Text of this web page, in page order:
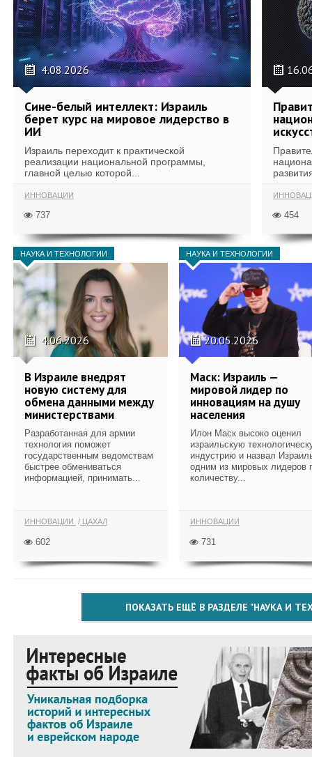
4.08.2026
Сине-белый интеллект: Израиль
берет курс на мировое лидерство в
ИИ
Израиль переходит к практической
реализации национальной программы,
главной целью которой...
ИННОВАЦИИ
737 454
НАУКА И ТЕХНОЛОГИИ
4.06.2026
В Израиле внедрят
новую систему для
обмена данными между
министерствами
Разработанная для армии
технология поможет
государственным ведомствам
быстрее обмениваться
информацией, принимать...
ИННОВАЦИИ ЦАХАЛ
602
НАУКА И ТЕХНОЛОГИИ
20.05.2026
Маск: Израиль —
мировой лидер по
инновациям на душу
населения
Илон Маск высоко оценил
израильскую
индустрию и назвал
одним из мировых лидеров
количеству...
ИННОВАЦИИ
731
ПОКАЗАТЬ ЕЩЁ В РАЗДЕЛЕ "НАУКА И